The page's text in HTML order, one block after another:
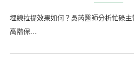
埋線拉提效果如何？吳芮醫師分析忙碌
高階保…